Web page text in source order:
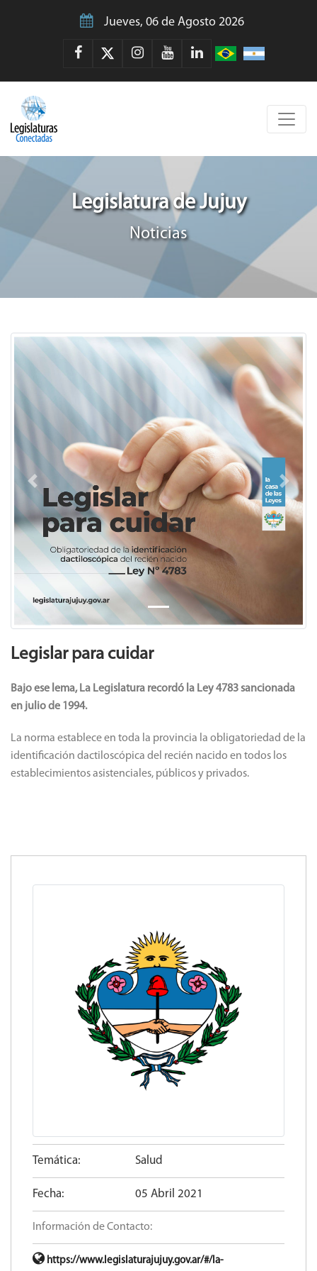
Jueves, 06 de Agosto 2026
Legislatura de Jujuy
Noticias
Previous Next
Legislar para cuidar
Bajo ese lema, La Legislatura recordó la Ley 4783 sancionada
en julio de 1994.
La norma establece en toda la provincia la obligatoriedad de la
identificación dactiloscópica del recién nacido en todos los
establecimientos asistenciales, públicos y privados.
Temática: Salud
Fecha: 05 Abril 2021
Información de Contacto:
https://www.legislaturajujuy.gov.ar/#/la-